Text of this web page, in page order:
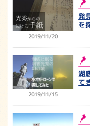
2019/11/20
発
を
2019/11/15
湖
て